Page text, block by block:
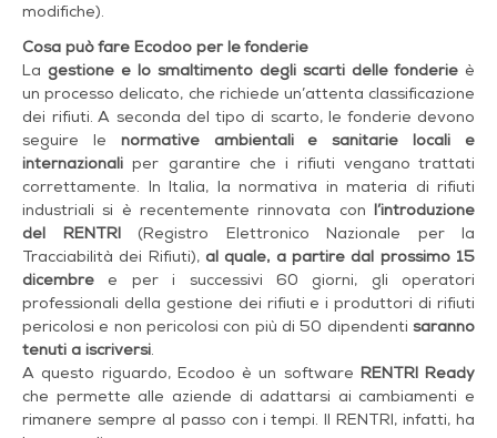
modifiche).
Cosa può fare Ecodoo per le fonderie
La gestione e lo smaltimento degli scarti delle fonderie è
un processo delicato, che richiede un’attenta classificazione
dei rifiuti. A seconda del tipo di scarto, le fonderie devono
seguire le normative ambientali e sanitarie locali e
internazionali per garantire che i rifiuti vengano trattati
correttamente. In Italia, la normativa in materia di rifiuti
industriali si è recentemente rinnovata con l’introduzione
del
RENTRI(Registro Elettronico Nazionale per la
Tracciabilità dei Rifiuti), al quale, a partire dal prossimo 15
dicembre e per i successivi 60 giorni, gli operatori
professionali della gestione dei rifiuti e i produttori di rifiuti
pericolosi e non pericolosi con più di 50 dipendenti saranno
tenuti a iscriversi.
A questo riguardo, Ecodoo è un software RENTRI Ready
che permette alle aziende di adattarsi ai cambiamenti e
rimanere sempre al passo con i tempi. Il RENTRI, infatti, ha